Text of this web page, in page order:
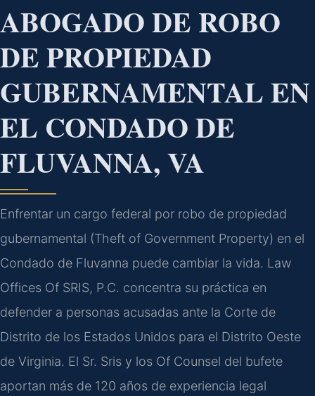
ABOGADO DE ROBO
DE PROPIEDAD
GUBERNAMENTAL EN
EL CONDADO DE
FLUVANNA, VA
Enfrentar un cargo federal por robo de propiedad
gubernamental (Theft of Government Property) en el
Condado de Fluvanna puede cambiar la vida. Law
Offices Of SRIS, P.C. concentra su práctica en
defender a personas acusadas ante la Corte de
Distrito de los Estados Unidos para el Distrito Oeste
de Virginia. El Sr. Sris y los Of Counsel del bufete
aportan más de 120 años de experiencia legal